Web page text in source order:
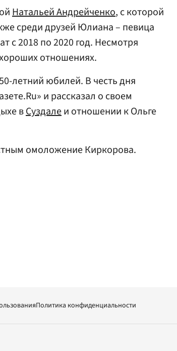
Натальей Андрейченко, с которой
среди друзей Юлиана – певица
с 2018 по 2020 год. Несмотря
отношениях.
летний юбилей. В честь дня
и рассказал о своем
вСуздалеи отношении к Ольге
омоложение Киркорова.
Политика конфиденциальности